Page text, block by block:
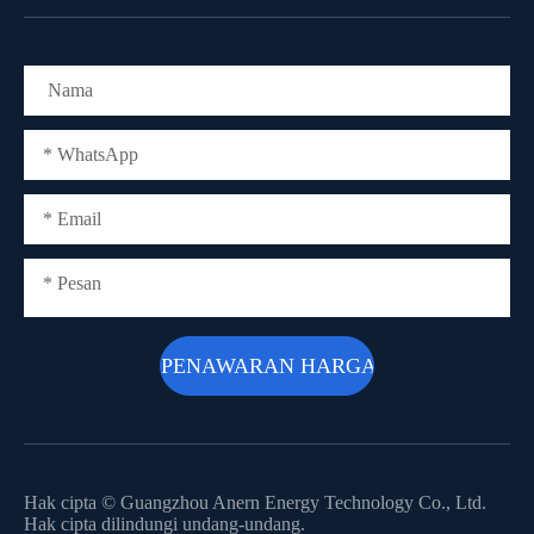
Hak cipta © Guangzhou Anern Energy Technology Co., Ltd.
Hak cipta dilindungi undang-undang.